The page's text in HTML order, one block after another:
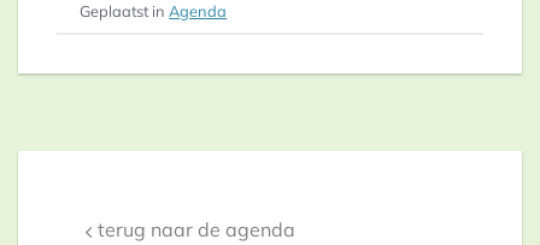
Geplaatst inAgenda
terug naar de agenda